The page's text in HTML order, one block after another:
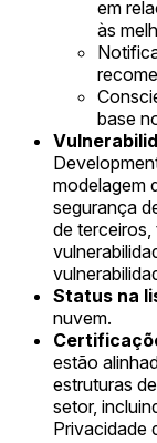
em
às
base
modelagem
segurança
de
Status na
nuvem.
estão
estruturas
setor,
Privacidade